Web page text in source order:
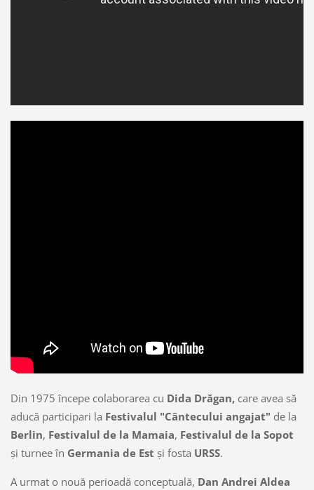
Din 1975 începe colaborarea cu Dida Drăgan,care avea să
aducă participari la Festivalul "Cântecului angajat" de la
Berlin, Festivalul de la Mamaia, Festivalul de la Sopot
şi turnee în Germania de Est şi fosta URSS.
A urmat o nouă perioadă conceptuală, Dan Andrei Aldea